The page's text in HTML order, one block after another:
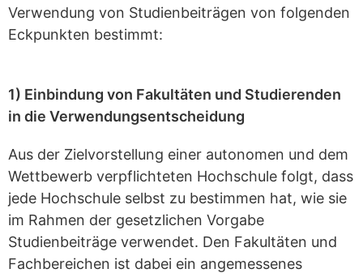
Verwendung von Studienbeiträgen von folgenden
Eckpunkten bestimmt:
1) Einbindung von Fakultäten und Studierenden
in die Verwendungsentscheidung
Aus der Zielvorstellung einer autonomen und dem
Wettbewerb verpflichteten Hochschule folgt, dass
jede Hochschule selbst zu bestimmen hat, wie sie
im Rahmen der gesetzlichen Vorgabe
Studienbeiträge verwendet. Den Fakultäten und
Fachbereichen ist dabei ein angemessenes